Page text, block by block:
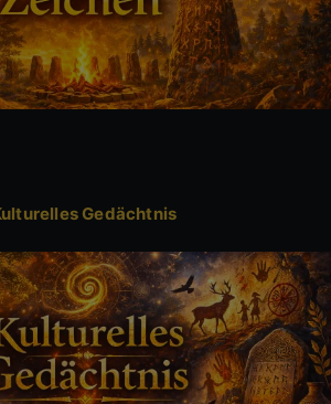
Kulturelles Gedächtnis